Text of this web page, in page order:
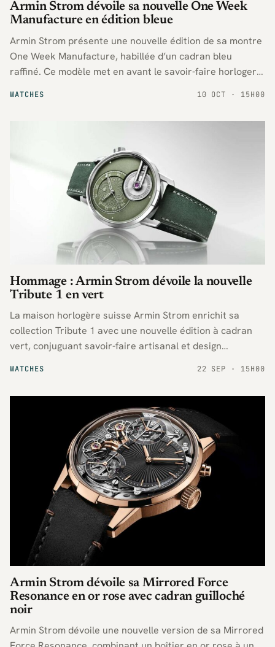
WATCHES
Armin Strom dévoile sa nouvelle One Week
Manufacture en édition bleue
Armin Strom présente une nouvelle édition de sa montre
One Week Manufacture, habillée d’un cadran bleu
raffiné. Ce modèle met en avant le savoir-faire horloger
10 OCT · 15H00
WATCHES
Hommage : Armin Strom dévoile la nouvelle
Tribute 1 en vert
La maison horlogère suisse Armin Strom enrichit sa
collection Tribute 1 avec une nouvelle édition à cadran
vert, conjuguant savoir-faire artisanal et design
22 SEP · 15H00
Armin Strom dévoile sa Mirrored Force
Resonance en or rose avec cadran guilloché
noir
Armin Strom dévoile une nouvelle version de sa Mirrored